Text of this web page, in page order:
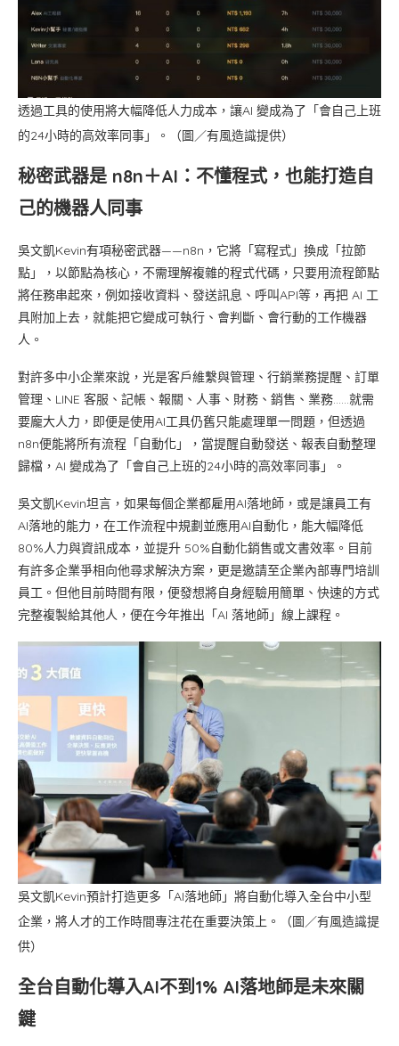
透過工具的使用將大幅降低人力成本，讓AI 變成為了「會自己上班
的24小時的高效率同事」。（圖／有風造識提供）
秘密武器是 n8n＋AI：不懂程式，也能打造自
己的機器人同事
吳文凱Kevin有項秘密武器——n8n，它將「寫程式」換成「拉節
點」，以節點為核心，不需理解複雜的程式代碼，只要用流程節點
將任務串起來，例如接收資料、發送訊息、呼叫API等，再把 AI 工
具附加上去，就能把它變成可執行、會判斷、會行動的工作機器
人。
對許多中小企業來說，光是客戶維繫與管理、行銷業務提醒、訂單
管理、LINE 客服、記帳、報關、人事、財務、銷售、業務……就需
要龐大人力，即便是使用AI工具仍舊只能處理單一問題，但透過
n8n便能將所有流程「自動化」，當提醒自動發送、報表自動整理
歸檔，AI 變成為了「會自己上班的24小時的高效率同事」。
吳文凱Kevin坦言，如果每個企業都雇用AI落地師，或是讓員工有
AI落地的能力，在工作流程中規劃並應用AI自動化，能大幅降低
80%人力與資訊成本，並提升 50%自動化銷售或文書效率。目前
有許多企業爭相向他尋求解決方案，更是邀請至企業內部專門培訓
員工。但他目前時間有限，便發想將自身經驗用簡單、快速的方式
完整複製給其他人，便在今年推出「AI 落地師」線上課程。
吳文凱Kevin預計打造更多「AI落地師」將自動化導入全台中小型
企業，將人才的工作時間專注花在重要決策上。（圖／有風造識提
供）
全台自動化導入AI不到1% AI落地師是未來關
鍵